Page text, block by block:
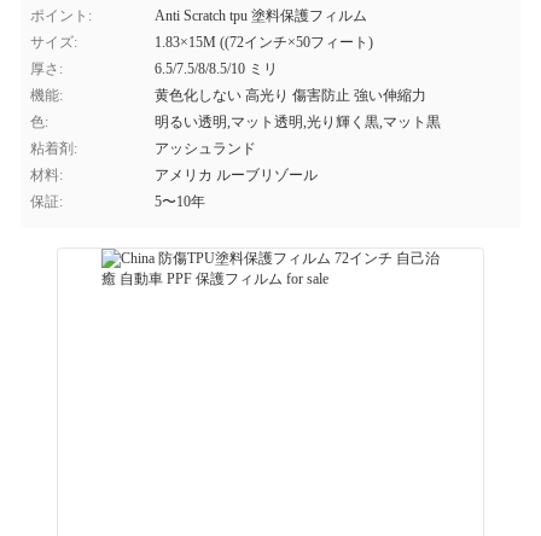
ポイント:
Anti Scratch tpu 塗料保護フィルム
サイズ:
1.83×15M ((72インチ×50フィート)
厚さ:
6.5/7.5/8/8.5/10 ミリ
機能:
黄色化しない 高光り 傷害防止 強い伸縮力
色:
明るい透明,マット透明,光り輝く黒,マット黒
粘着剤:
アッシュランド
材料:
アメリカ ルーブリゾール
保証:
5〜10年